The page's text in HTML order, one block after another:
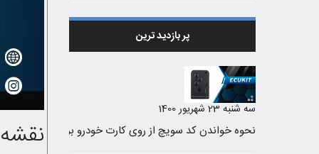
پر بازدید ترین
سه شنبه 23 شهریور 1400
نقشه